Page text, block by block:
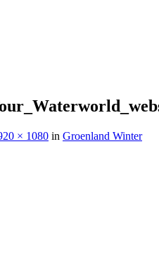
× 1080 in Groenland Winter